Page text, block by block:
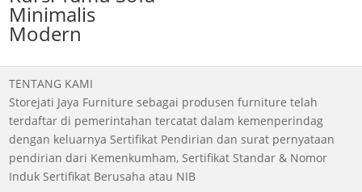
Minimalis
Modern
TENTANG KAMI
Storejati Jaya Furniture sebagai produsen furniture telah
terdaftar di pemerintahan tercatat dalam kemenperindag
dengan keluarnya Sertifikat Pendirian dan surat pernyataan
pendirian dari Kemenkumham, Sertifikat Standar & Nomor
Induk Sertifikat Berusaha atau NIB